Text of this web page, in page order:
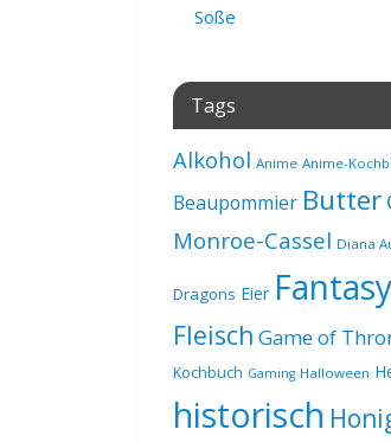
Soße
Tags
Alkohol Anime Anime-
Beaupommier Butter
Monroe-Cassel Diana
Dragons Eier Fantasy
Fleisch Game of
Kochbuch Gaming Halloween
historisch